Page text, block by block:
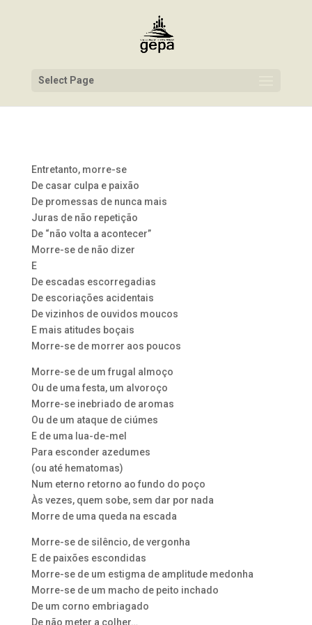
Select Page
Entretanto, morre-se
De casar culpa e paixão
De promessas de nunca mais
Juras de não repetição
De “não volta a acontecer”
Morre-se de não dizer
E
De escadas escorregadias
De escoriações acidentais
De vizinhos de ouvidos moucos
E mais atitudes boçais
Morre-se de morrer aos poucos
Morre-se de um frugal almoço
Ou de uma festa, um alvoroço
Morre-se inebriado de aromas
Ou de um ataque de ciúmes
E de uma lua-de-mel
Para esconder azedumes
(ou até hematomas)
Num eterno retorno ao fundo do poço
Às vezes, quem sobe, sem dar por nada
Morre de uma queda na escada
Morre-se de silêncio, de vergonha
E de paixões escondidas
Morre-se de um estigma de amplitude medonha
Morre-se de um macho de peito inchado
De um corno embriagado
De não meter a colher…